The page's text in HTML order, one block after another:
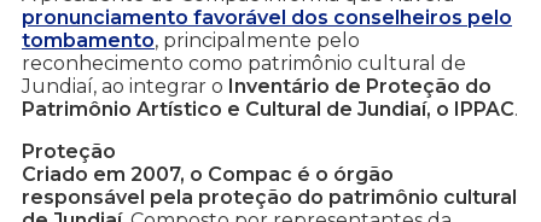
pronunciamento favorável dos conselheiros pelo
tombamento, principalmente pelo
reconhecimento como patrimônio cultural de
Jundiaí, ao integrar o Inventário de Proteção do
Patrimônio Artístico e Cultural de Jundiaí, o IPPAC.
Proteção
Criado em 2007, o Compac é o órgão
responsável pela proteção do patrimônio cultural